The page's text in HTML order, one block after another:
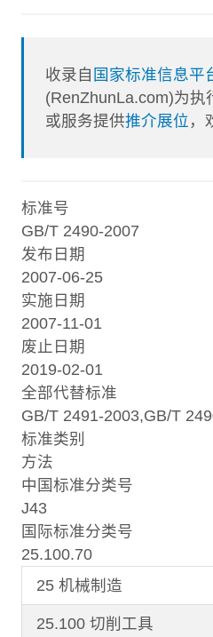
收录自 国家标准信息平
(RenZhunLa.com)为执
或服务提供推介展位 ，
标准号
GB/T 2490-2007
发布日期
2007-06-25
实施日期
2007-11-01
废止日期
2019-02-01
全部代替标准
GB/T 2491-2003,GB/T
标准类别
方法
中国标准分类号
J43
国际标准分类号
25.100.70
25 机械制造
25.100 切削工具